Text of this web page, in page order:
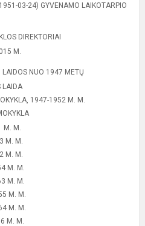
03-24) GYVENAMO LAIKOTARPIO
DIREKTORIAI
M.
LAIDOS NUO 1947 METŲ
LAIDA
1947-1952 M. M.
M. M.
M. M.
M. M.
M. M.
M. M.
M. M.
M. M.
M. M.